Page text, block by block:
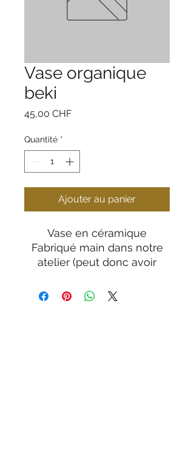
Vase organique
beki
45,00 CHFPrix
Quantité *
Ajouter au panier
Vase en céramique
Fabriqué main dans notre
atelier (peut donc avoir
Dimensions :